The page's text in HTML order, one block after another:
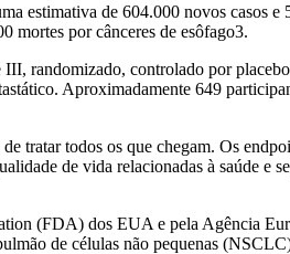
estimativa de 604.000 novos casos
mortes por cânceres de esôfago3.
randomizado, controlado por
Aproximadamente 649
tratar todos os que chegam. Os
de vida relacionadas à saúde e
(FDA) dos EUA e pela Agência
de células não pequenas